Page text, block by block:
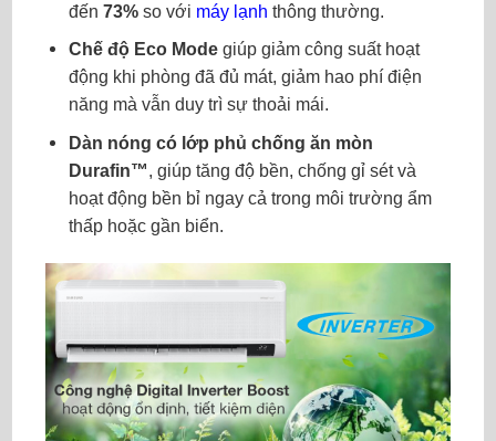
đến 73%so với máy lạnh thông thường.
Chế độ Eco Modegiúp giảm công suất hoạt
động khi phòng đã đủ mát, giảm hao phí điện
năng mà vẫn duy trì sự thoải mái.
Dàn nóng có lớp phủ chống ăn mòn
Durafin™, giúp tăng độ bền, chống gỉ sét và
hoạt động bền bỉ ngay cả trong môi trường ẩm
thấp hoặc gần biển.